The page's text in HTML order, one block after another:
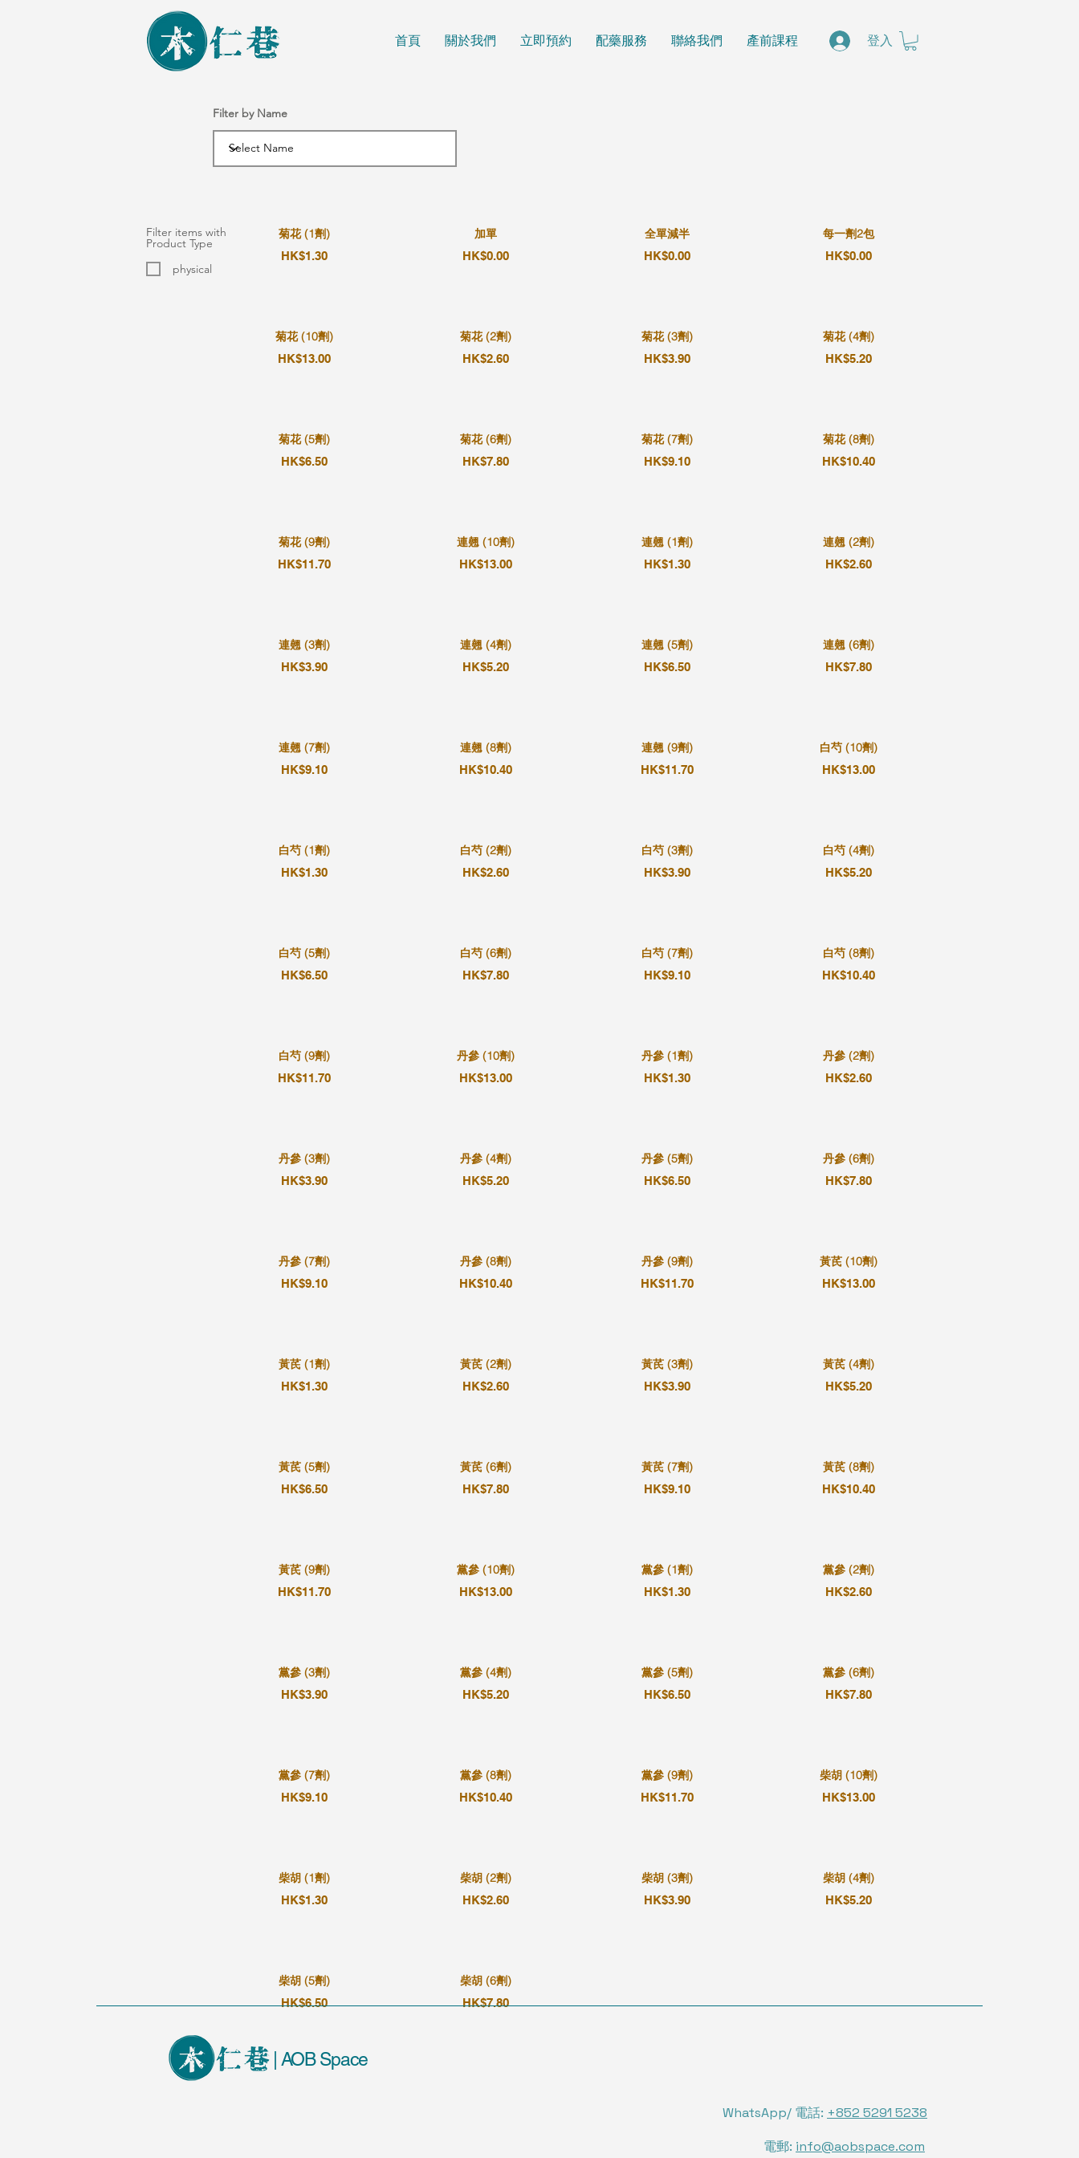
首頁 關於我們 立即預約 配藥服務 聯絡我們 產前課程 登入
Filter by Name
菊花 (1劑)
HK$1.30
菊花 (10劑)
HK$13.00
菊花 (5劑)
HK$6.50
菊花 (9劑)
HK$11.70
連翹 (3劑)
HK$3.90
連翹 (7劑)
HK$9.10
白芍 (1劑)
HK$1.30
白芍 (5劑)
HK$6.50
白芍 (9劑)
HK$11.70
丹參 (3劑)
HK$3.90
丹參 (7劑)
HK$9.10
黃芪 (1劑)
HK$1.30
黃芪 (5劑)
HK$6.50
黃芪 (9劑)
HK$11.70
黨參 (3劑)
HK$3.90
黨參 (7劑)
HK$9.10
柴胡 (1劑)
HK$1.30
柴胡 (5劑)
HK$6.50
加單
HK$0.00
菊花 (2劑)
HK$2.60
菊花 (6劑)
HK$7.80
連翹 (10劑)
HK$13.00
連翹 (4劑)
HK$5.20
連翹 (8劑)
HK$10.40
白芍 (2劑)
HK$2.60
白芍 (6劑)
HK$7.80
丹參 (10劑)
HK$13.00
丹參 (4劑)
HK$5.20
丹參 (8劑)
HK$10.40
黃芪 (2劑)
HK$2.60
黃芪 (6劑)
HK$7.80
黨參 (10劑)
HK$13.00
黨參 (4劑)
HK$5.20
黨參 (8劑)
HK$10.40
柴胡 (2劑)
HK$2.60
柴胡 (6劑)
HK$7.80
全單減半
HK$0.00
菊花 (3劑)
HK$3.90
菊花 (7劑)
HK$9.10
連翹 (1劑)
HK$1.30
連翹 (5劑)
HK$6.50
連翹 (9劑)
HK$11.70
白芍 (3劑)
HK$3.90
白芍 (7劑)
HK$9.10
丹參 (1劑)
HK$1.30
丹參 (5劑)
HK$6.50
丹參 (9劑)
HK$11.70
黃芪 (3劑)
HK$3.90
黃芪 (7劑)
HK$9.10
黨參 (1劑)
HK$1.30
黨參 (5劑)
HK$6.50
黨參 (9劑)
HK$11.70
柴胡 (3劑)
HK$3.90
每一劑2包
HK$0.00
菊花 (4劑)
HK$5.20
菊花 (8劑)
HK$10.40
連翹 (2劑)
HK$2.60
連翹 (6劑)
HK$7.80
白芍 (10劑)
HK$13.00
白芍 (4劑)
HK$5.20
白芍 (8劑)
HK$10.40
丹參 (2劑)
HK$2.60
丹參 (6劑)
HK$7.80
黃芪 (10劑)
HK$13.00
黃芪 (4劑)
HK$5.20
黃芪 (8劑)
HK$10.40
黨參 (2劑)
HK$2.60
黨參 (6劑)
HK$7.80
柴胡 (10劑)
HK$13.00
柴胡 (4劑)
HK$5.20
Filter items with
Product Type
physical
| AOB Space
WhatsApp/ 電話: +852 5291 5238
電郵: info@aobspace.com